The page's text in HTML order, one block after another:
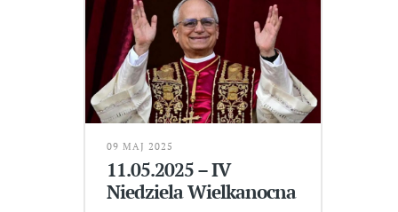
09 MAJ 2025
11.05.2025 – IV
Niedziela Wielkanocna